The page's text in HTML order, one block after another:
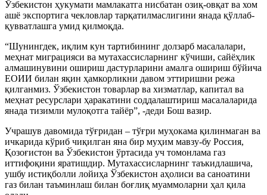
Ўзбекистон ҳукумати мамлакатга нисбатан озиқ-овқат ва хом
ашё экспортига чекловлар тарқатилмаслигини янада қўллаб-
қувватлашга умид қилмоқда.
“Шунингдек, иқлим кун тартибининг долзарб масалалари,
меҳнат миграцияси ва мутахассисларнинг кўчиши, сайёҳлик
алмашинувини ошириш дастурларини амалга ошириш бўйича
ЕОИИ билан яқин ҳамкорликни давом эттиришни режа
қилганмиз. Ўзбекистон товарлар ва хизматлар, капитал ва
меҳнат ресурслари ҳаракатини соддалаштириш масалаларида
янада тизимли мулоқотга тайёр”, -деди Бош вазир.
Учрашув давомида тўғридан – тўғри муҳокама қилинмаган ва
ичкарида кўриб чиқилган яна бир муҳим мавзу-бу Россия,
Қозоғистон ва Ўзбекистон ўртасида уч томонлама газ
иттифоқини яратишдир. Мутахассисларнинг таъкидлашича,
ушбу истиқболли лойиҳа Ўзбекистон аҳолиси ва саноатини
газ билан таъминлаш билан боғлиқ муаммоларни ҳал қила